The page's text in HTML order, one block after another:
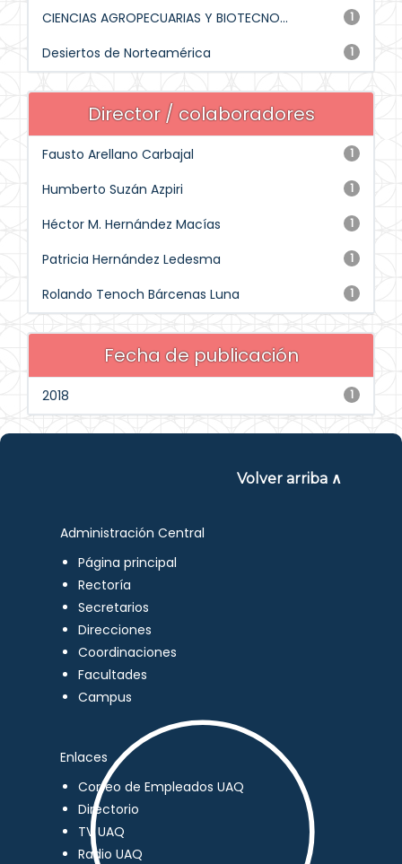
1
CIENCIAS AGROPECUARIAS Y BIOTECNO...
1
Desiertos de Norteamérica
Director / colaboradores
1
Fausto Arellano Carbajal
1
Humberto Suzán Azpiri
1
Héctor M. Hernández Macías
1
Patricia Hernández Ledesma
1
Rolando Tenoch Bárcenas Luna
Fecha de publicación
1
2018
Volver arriba ∧
Administración Central
Página principal
Rectoría
Secretarios
Direcciones
Coordinaciones
Facultades
Campus
Enlaces
Correo de Empleados UAQ
Directorio
TV UAQ
Radio UAQ